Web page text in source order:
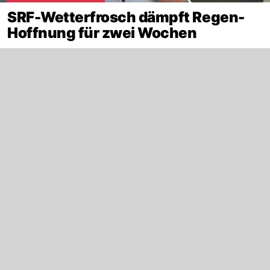
SRF-Wetterfrosch dämpft Regen-
Hoffnung für zwei Wochen